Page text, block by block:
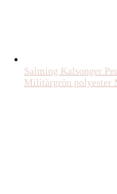
Salming Kalsonger
Militärgrön polyester